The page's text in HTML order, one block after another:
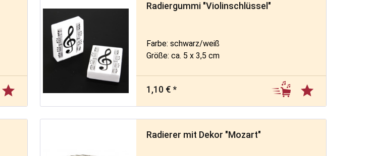
Radiergummi "Violinschlüssel"
Farbe: schwarz/weiß
Größe: ca. 5 x 3,5 cm
1,10 € *
Radierer mit Dekor "Mozart"